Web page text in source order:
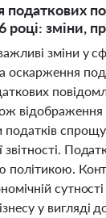
році: зміни,
зміни у
оскарження
відображення
звітності.
політикою.
у вигляді